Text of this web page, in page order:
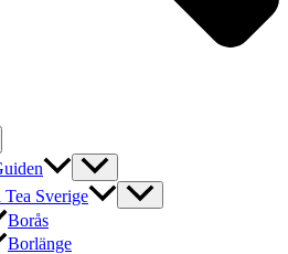
Tea Sverige
Borås
Borlänge